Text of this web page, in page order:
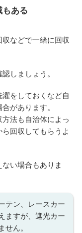
もある
などで一緒に回収
しましょう。
をしておくなど自
があります。
法も自治体によっ
回収してもらうよ
い場合もありま
テン、レースカー
ますが、遮光カー
せん。